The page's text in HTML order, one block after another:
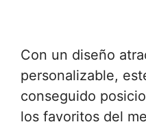
Con un diseño
personalizable,
conseguido
los favoritos del